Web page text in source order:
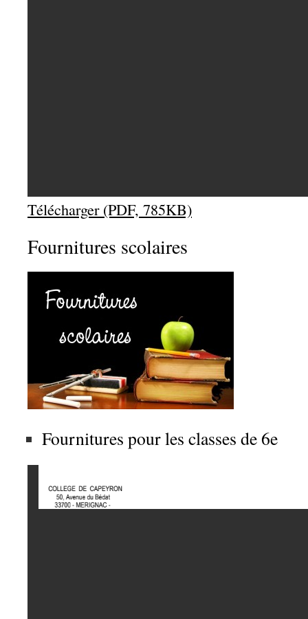
Télécharger (PDF, 785KB)
Fournitures scolaires
Fournitures pour les classes de 6e